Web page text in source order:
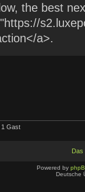
the best
a>.
1 Gast
Das
Powered by
Deutsche